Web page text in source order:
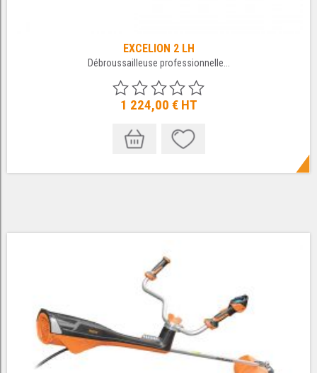
EXCELION 2 LH
Débroussailleuse professionnelle...
1 224,00 € HT